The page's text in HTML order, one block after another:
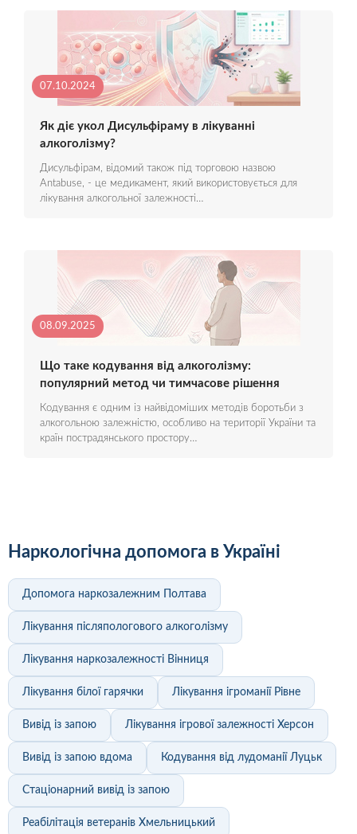
07.10.2024
Як діє укол Дисульфіраму в лікуванні
алкоголізму?
Дисульфірам, відомий також під торговою назвою
Antabuse, - це медикамент, який використовується для
лікування алкогольної залежності…
08.09.2025
Що таке кодування від алкоголізму:
популярний метод чи тимчасове рішення
Кодування є одним із найвідоміших методів боротьби з
алкогольною залежністю, особливо на території України та
країн пострадянського простору…
Наркологічна допомога в Україні
Допомога наркозалежним Полтава
Лікування післяпологового алкоголізму
Лікування наркозалежності Вінниця
Лікування білої гарячки Лікування ігроманії Рівне
Вивід із запою Лікування ігрової залежності Херсон
Вивід із запою вдома Кодування від лудоманії Луцьк
Стаціонарний вивід із запою
Реабілітація ветеранів Хмельницький